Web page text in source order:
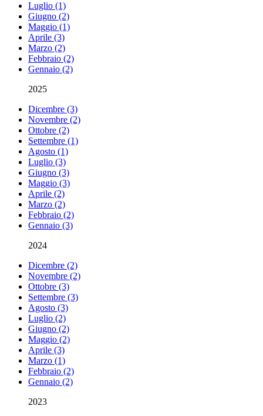
Luglio (1)
Giugno (2)
Maggio (1)
Aprile (3)
Marzo (2)
Febbraio (2)
Gennaio (2)
2025
Dicembre (3)
Novembre (2)
Ottobre (2)
Settembre (1)
Agosto (1)
Luglio (3)
Giugno (3)
Maggio (3)
Aprile (2)
Marzo (2)
Febbraio (2)
Gennaio (3)
2024
Dicembre (2)
Novembre (2)
Ottobre (3)
Settembre (3)
Agosto (3)
Luglio (2)
Giugno (2)
Maggio (2)
Aprile (3)
Marzo (1)
Febbraio (2)
Gennaio (2)
2023